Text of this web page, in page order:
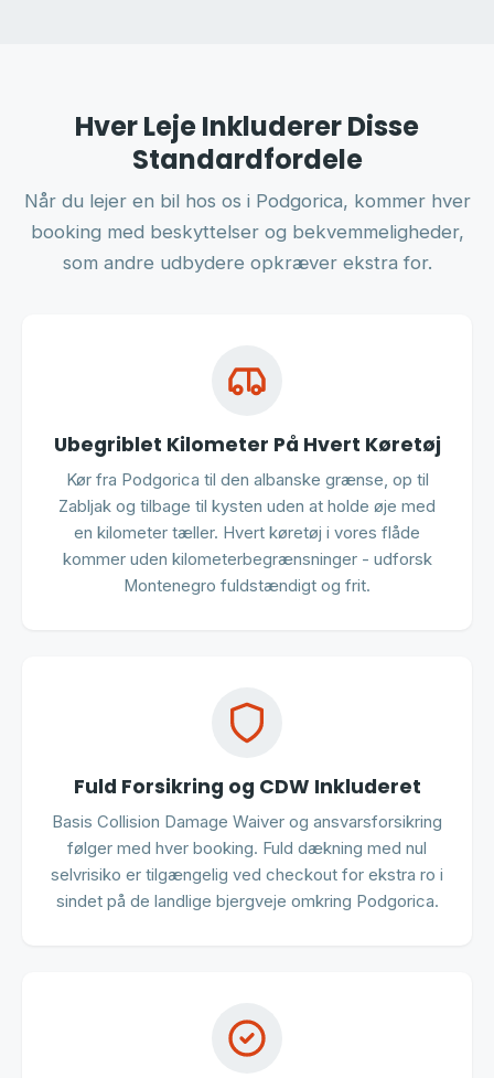
Hver Leje Inkluderer Disse
Standardfordele
Når du lejer en bil hos os i Podgorica, kommer hver
booking med beskyttelser og bekvemmeligheder,
som andre udbydere opkræver ekstra for.
Ubegriblet Kilometer På Hvert Køretøj
Kør fra Podgorica til den albanske grænse, op til
Zabljak og tilbage til kysten uden at holde øje med
en kilometer tæller. Hvert køretøj i vores flåde
kommer uden kilometerbegrænsninger - udforsk
Montenegro fuldstændigt og frit.
Fuld Forsikring og CDW Inkluderet
Basis Collision Damage Waiver og ansvarsforsikring
følger med hver booking. Fuld dækning med nul
selvrisiko er tilgængelig ved checkout for ekstra ro i
sindet på de landlige bjergveje omkring Podgorica.